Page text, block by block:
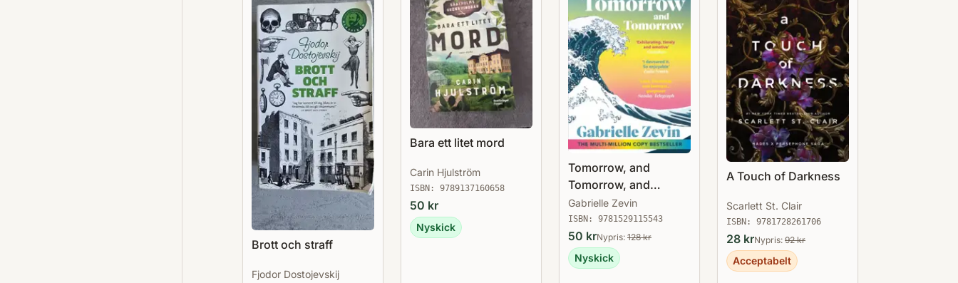
Brott och straff
Fjodor Dostojevskij
Bara ett litet mord
Carin Hjulström
ISBN: 9789137160658
50 kr
Nyskick
Tomorrow, and
Tomorrow, and
Tomorrow
Gabrielle Zevin
ISBN: 9781529115543
50 krNypris: 128kr
Nyskick
A Touch of Darkness
Scarlett St. Clair
ISBN: 9781728261706
28 krNypris: 92kr
Acceptabelt